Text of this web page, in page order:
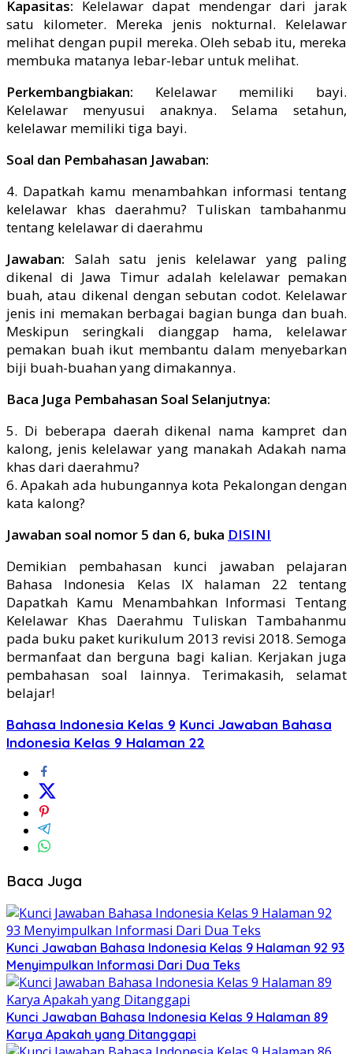
Kapasitas: Kelelawar dapat mendengar dari jarak
satu kilometer. Mereka jenis nokturnal. Kelelawar
melihat dengan pupil mereka. Oleh sebab itu, mereka
membuka matanya lebar-lebar untuk melihat.
Perkembangbiakan: Kelelawar memiliki bayi.
Kelelawar menyusui anaknya. Selama setahun,
kelelawar memiliki tiga bayi.
Soal dan Pembahasan Jawaban:
4. Dapatkah kamu menambahkan informasi tentang
kelelawar khas daerahmu? Tuliskan tambahanmu
tentang kelelawar di daerahmu
Jawaban: Salah satu jenis kelelawar yang paling
dikenal di Jawa Timur adalah kelelawar pemakan
buah, atau dikenal dengan sebutan codot. Kelelawar
jenis ini memakan berbagai bagian bunga dan buah.
Meskipun seringkali dianggap hama, kelelawar
pemakan buah ikut membantu dalam menyebarkan
biji buah-buahan yang dimakannya.
Baca Juga Pembahasan Soal Selanjutnya:
5. Di beberapa daerah dikenal nama kampret dan
kalong, jenis kelelawar yang manakah Adakah nama
khas dari daerahmu?
6. Apakah ada hubungannya kota Pekalongan dengan
kata kalong?
Jawaban soal nomor 5 dan 6, buka DISINI
Demikian pembahasan kunci jawaban pelajaran
Bahasa Indonesia Kelas IX halaman 22 tentang
Dapatkah Kamu Menambahkan Informasi Tentang
Kelelawar Khas Daerahmu Tuliskan Tambahanmu
pada buku paket kurikulum 2013 revisi 2018. Semoga
bermanfaat dan berguna bagi kalian. Kerjakan juga
pembahasan soal lainnya. Terimakasih, selamat
belajar!
Bahasa Indonesia Kelas 9 Kunci Jawaban Bahasa
Indonesia Kelas 9 Halaman 22
Baca Juga
Kunci Jawaban Bahasa Indonesia Kelas 9 Halaman 92 93
Menyimpulkan Informasi Dari Dua Teks
Kunci Jawaban Bahasa Indonesia Kelas 9 Halaman 89
Karya Apakah yang Ditanggapi